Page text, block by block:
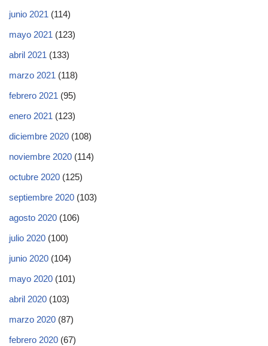
junio 2021 (114)
mayo 2021 (123)
abril 2021 (133)
marzo 2021 (118)
febrero 2021 (95)
enero 2021 (123)
diciembre 2020 (108)
noviembre 2020 (114)
octubre 2020 (125)
septiembre 2020 (103)
agosto 2020 (106)
julio 2020 (100)
junio 2020 (104)
mayo 2020 (101)
abril 2020 (103)
marzo 2020 (87)
febrero 2020 (67)